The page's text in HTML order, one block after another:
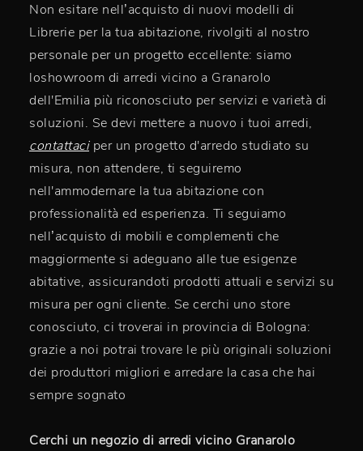
Non esitare nell’acquisto di nuovi modelli di
Librerie per la tua abitazione, rivolgiti al nostro
personale per un progetto eccellente: siamo
loshowroom di arredi vicino a Granarolo
dell'Emilia più riconosciuto per servizi e varietà di
soluzioni. Se devi mettere a nuovo i tuoi arredi,
contattaciper un progetto d'arredo studiato su
misura, non attendere, ti seguiremo
nell'ammodernare la tua abitazione con
professionalità ed esperienza. Ti seguiamo
nell’acquisto di mobili e complementi che
maggiormente si adeguano alle tue esigenze
abitative, assicurandoti prodotti attuali e servizi su
misura per ogni cliente. Se cerchi uno store
conosciuto, ci troverai in provincia di Bologna:
grazie a noi potrai trovare le più originali soluzioni
dei produttori migliori e arredare la casa che hai
sempre sognato
Cerchi un negozio di arredi vicino Granarolo